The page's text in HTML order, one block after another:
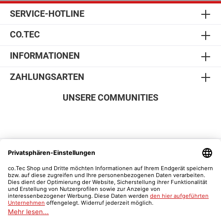
Kollisionsschutzes ist die Sicherheit des Systems
jederzeit gewährleistet: Bei Berührung eines
cm zurückgesetzt. Die Systeme werden in drei Teilen
Montageteam beim Aufbau Ihres Lifts sowie der
info@cotec.de Technische Details - Mobiler Lift Geeignet
max. 800 - 600 max. Tragfähigkeit (kg) 150 Hub (mm)
Lösung für Ihre Display-Installation stabil, flexibel und
sicher an massiven oder Leichtbauwänden befestigen.
Perfekt für Schulen, Konferenzräume oder
Präsentationsbereiche. Dank der integrierten Hubsäule
können Sie die Höhe Ihres Displays komfortabel per
Knopfdruck um bis zu 700 mm verstellen ganz ohne
Kraftaufwand. Ein intelligenter Sensor stoppt die
SERVICE-HOTLINE
CO.TEC
INFORMATIONEN
ZAHLUNGSARTEN
SICHER EINKAUFEN
UNSERE COMMUNITIES